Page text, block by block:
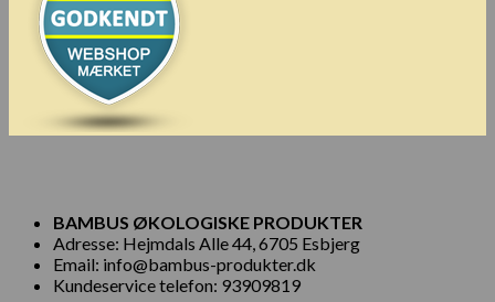
BAMBUS ØKOLOGISKE PRODUKTER
Adresse: Hejmdals Alle 44, 6705 Esbjerg
Email: info@bambus-produkter.dk
Kundeservice telefon: 93909819